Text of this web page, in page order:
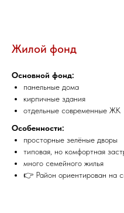
Жилой фонд
Основной фонд:
панельные дома
кирпичные здания
отдельные современные ЖК
Особенности:
просторные зелёные дворы
типовая, но комфортная
много семейного жилья
👉 Район ориентирован на